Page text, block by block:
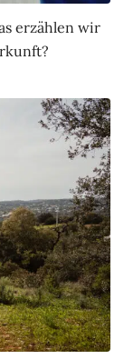
erzählen wir